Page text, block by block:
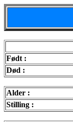
Født :
Død :
Alder :
Stilling :